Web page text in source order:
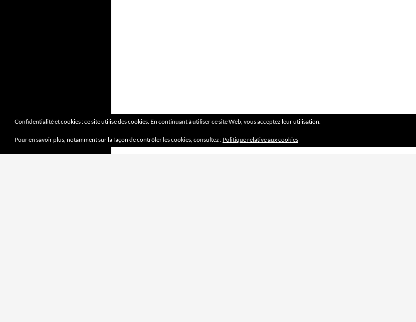
Confidentialité et cookies : ce site utilise des cookies. En continuant à utiliser ce site Web, vous acceptez leur utilisation.
Pour en savoir plus, notamment sur la façon de contrôler les cookies, consultez : Politique relative aux cookies